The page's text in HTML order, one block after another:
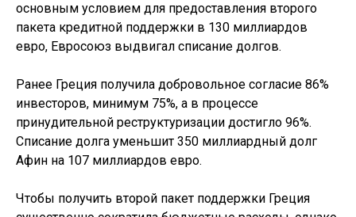
основным условием для предоставления второго
пакета кредитной поддержки в 130 миллиардов
евро, Евросоюз выдвигал списание долгов.
Ранее Греция получила добровольное согласие 86%
инвесторов, минимум 75%, а в процессе
принудительной реструктуризации достигло 96%.
Списание долга уменьшит 350 миллиардный долг
Афин на 107 миллиардов евро.
Чтобы получить второй пакет поддержки Греция